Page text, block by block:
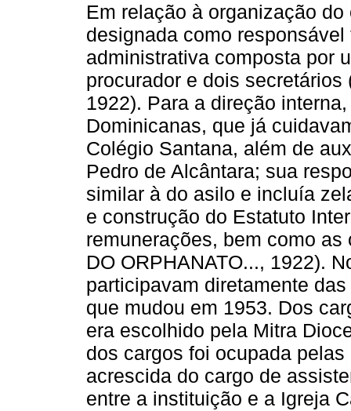
Em relação à organização
designada como
administrativa composta por
procurador e dois secretários
1922). Para a direção
Dominicanas, que já
Colégio Santana, além de
Pedro de Alcântara; sua
similar à do asilo e incluía
e construção do Estatuto
remunerações, bem como
DO ORPHANATO..., 1922).
participavam diretamente
que mudou em 1953. Dos
era escolhido pela Mitra
dos cargos foi ocupada
acrescida do cargo de
entre a instituição e a Igreja